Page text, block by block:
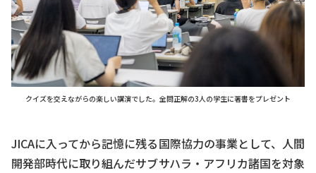
クイズを交えながらの楽しい講演でした。全問正解の3人の学生に著書をプレゼント
JICAに入ってから記憶に残る国際協力の事業として、人間
開発部時代に取り組んだサブサハラ・アフリカ諸国を対象